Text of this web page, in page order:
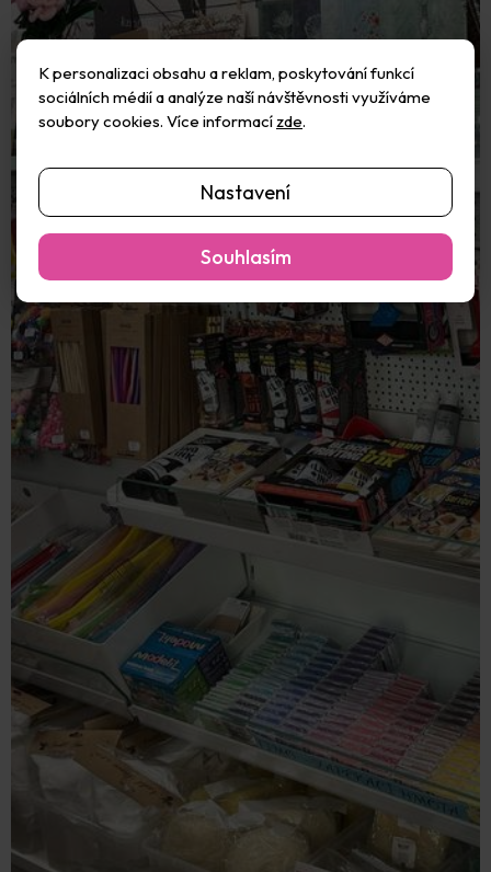
K personalizaci obsahu a reklam, poskytování funkcí
sociálních médií a analýze naší návštěvnosti využíváme
soubory cookies. Více informacízde.
Nastavení
Souhlasím